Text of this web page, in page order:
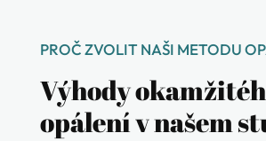
PROČ ZVOLIT NAŠI METODU
Výhody
opálení v našem